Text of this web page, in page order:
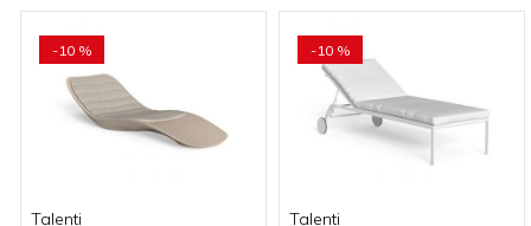
-10 %
Talenti
-10 %
Talenti